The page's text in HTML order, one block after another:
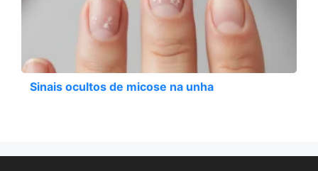
Sinais ocultos de micose na unha